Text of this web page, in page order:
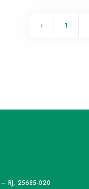
‹ 1
RJ, 25685-020